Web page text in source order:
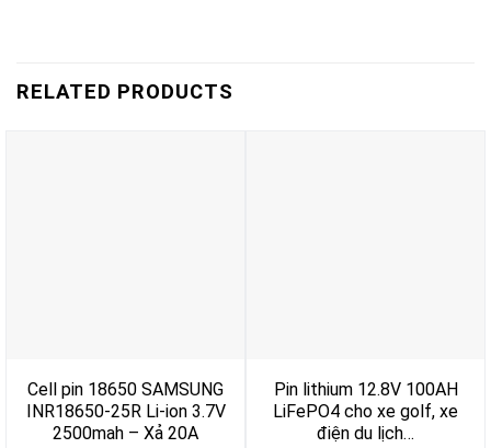
RELATED PRODUCTS
Cell pin 18650 SAMSUNG
INR18650-25R Li-ion 3.7V
2500mah – Xả 20A
Pin lithium 12.8V 100AH
LiFePO4 cho xe golf, xe
điện du lịch…